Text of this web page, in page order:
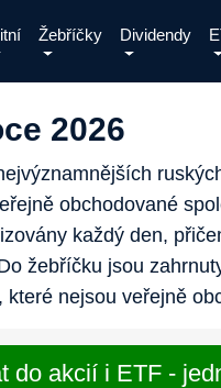
Žebříčky Dividendy
2026
obchodované
každý den,
žebříčku jsou
nejsou veřejně
do akcií i ETF -